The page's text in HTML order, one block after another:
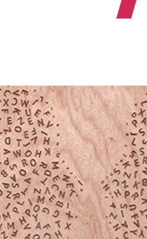
Freerk Teunissen en Aleid
Vooren – Fokma
Tekststructuur volgens de
van School voor
(Uitgeverij